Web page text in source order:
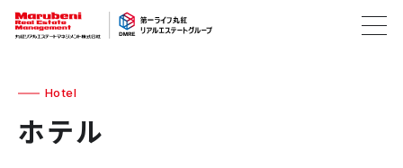
Hotel
ホテル